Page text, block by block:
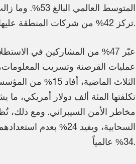
المتوسط
تركز 42% من شركات المنطقة عليها، ما يعكس اهتماماً متواصلاً بالأمن السيبراني.
عبّر 47% من المشاركين في
الثلاث الماضية،
تكلفتها المئة ألف دولار أمريكي، ما
مخاطر الأمن السيبراني. ومع ذلك،
السحابية، ويفيد 24%
34% عالمياً.